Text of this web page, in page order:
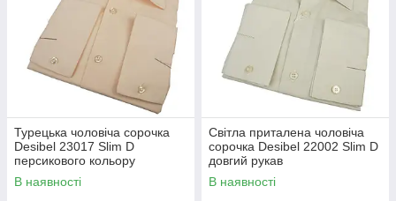
Турецька чоловіча сорочка
Desibel 23017 Slim D
персикового кольору
В наявності
Світла приталена чоловіча
сорочка Desibel 22002 Slim D
довгий рукав
В наявності